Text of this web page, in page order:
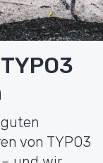
von TYPO3